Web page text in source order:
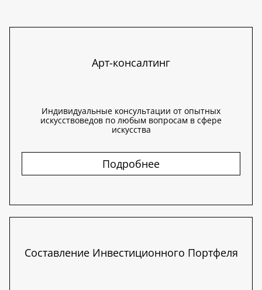
Арт-консалтинг
Индивидуальные консультации от опытных
искусствоведов по любым вопросам в сфере
искусства
Подробнее
Составление Инвестиционного Портфеля